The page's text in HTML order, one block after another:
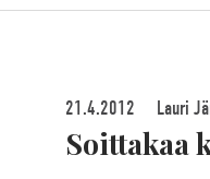
21.4.2012 Lauri
Soittakaa